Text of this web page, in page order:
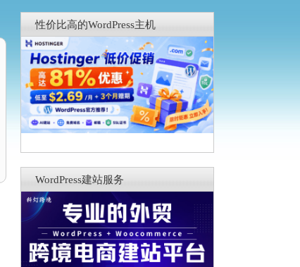
性价比高的WordPress主机
WordPress建站服务